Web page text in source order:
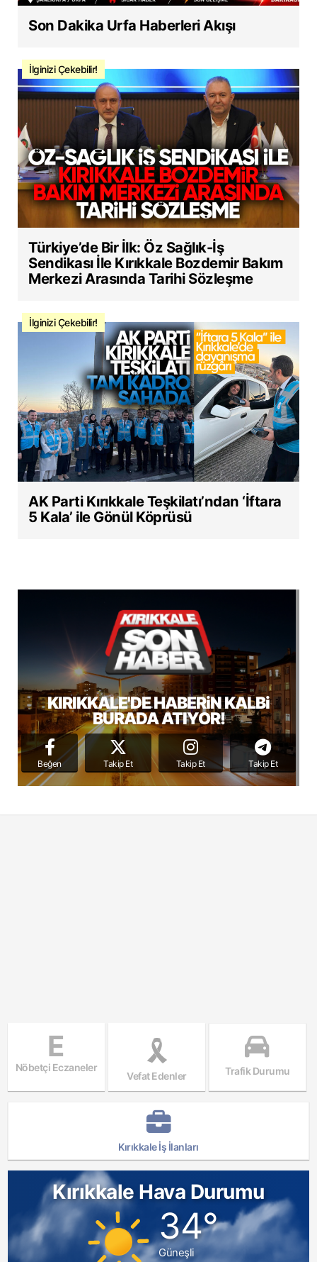
Son Dakika Urfa Haberleri Akışı
İlginizi Çekebilir!
Türkiye’de Bir İlk: Öz Sağlık-İş
Sendikası İle Kırıkkale Bozdemir Bakım
Merkezi Arasında Tarihi Sözleşme
İlginizi Çekebilir!
AK Parti Kırıkkale Teşkilatı’ndan ‘İftara
5 Kala’ ile Gönül Köprüsü
KIRIKKALE'DE HABERiN KALBi
BURADA ATIYOR!
Beğen Takip Et Takip Et Takip Et
E
Nöbetçi Eczaneler
Vefat Edenler Trafik Durumu
Kırıkkale İş İlanları
Kırıkkale Hava Durumu
34°
Güneşli